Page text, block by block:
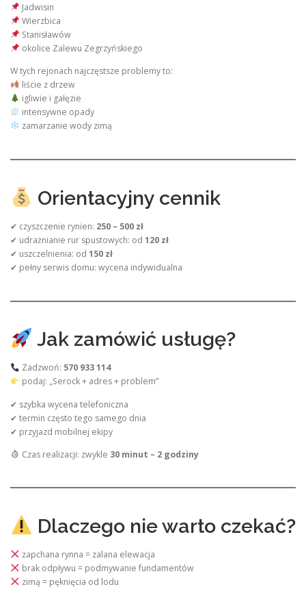
Jadwisin
Wierzbica
Stanisławów
okolice Zalewu Zegrzyńskiego
W tych rejonach najczęstsze problemy to:
liście z drzew
igliwie i gałęzie
intensywne opady
zamarzanie wody zimą
Orientacyjny cennik
✔ czyszczenie rynien: 250 – 500 zł
✔ udrażnianie rur spustowych: od 120 zł
✔ uszczelnienia: od 150 zł
✔ pełny serwis domu: wycena indywidualna
Jak zamówić usługę?
Zadzwoń: 570 933 114
podaj: „Serock + adres + problem”
✔ szybka wycena telefoniczna
✔ termin często tego samego dnia
✔ przyjazd mobilnej ekipy
Czas realizacji: zwykle 30 minut – 2 godziny
Dlaczego nie warto czekać?
zapchana rynna = zalana elewacja
brak odpływu = podmywanie fundamentów
zimą = pęknięcia od lodu